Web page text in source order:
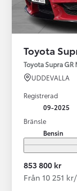
Toyota
Toyota Supra GR
UDDEVALLA
Registrerad
09-2025
Bränsle
Bensin
853 800 kr
Från 10 251